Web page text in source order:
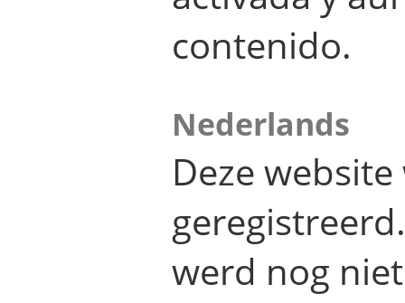
contenido.
Nederlands
Deze
werd nog